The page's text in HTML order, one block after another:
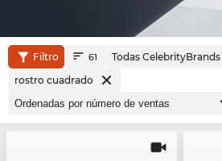
Filtro 61
Todas CelebrityBrands
rostro cuadrado